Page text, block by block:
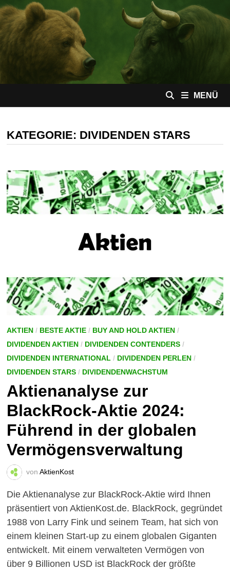
Zum
Inhalt
springen
MENÜ
KATEGORIE: DIVIDENDEN STARS
AKTIEN/ BESTE AKTIE/ BUY AND HOLD AKTIEN/
DIVIDENDEN AKTIEN/ DIVIDENDEN CONTENDERS/
DIVIDENDEN INTERNATIONAL / DIVIDENDEN PERLEN/
DIVIDENDEN STARS/ DIVIDENDENWACHSTUM
Aktienanalyse zur
BlackRock-Aktie 2024:
Führend in der globalen
Vermögensverwaltung
von AktienKost
Die Aktienanalyse zur BlackRock-Aktie wird Ihnen
präsentiert von AktienKost.de. BlackRock, gegründet
1988 von Larry Fink und seinem Team, hat sich von
einem kleinen Start-up zu einem globalen Giganten
entwickelt. Mit einem verwalteten Vermögen von
über 9 Billionen USD ist BlackRock der größte